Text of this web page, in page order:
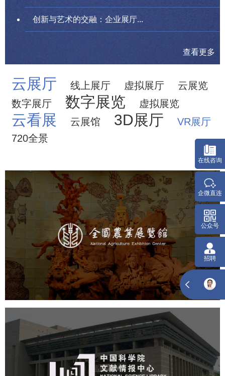
创新与艺术的交融：企业展厅...
查看更多
云展厅 线上展厅 虚拟展厅
云展览
数字展厅
数字展览 虚拟展览
云看展 云展馆 3D展厅
VR展厅
720全景
农业展览馆
文化艺术 展馆网站建设
博物馆展厅设计
数字博物馆建设
展厅空间设计
企业展厅设计
公司展厅设计
北京展厅设计 产品展厅设计
中国科学院文献情报中心